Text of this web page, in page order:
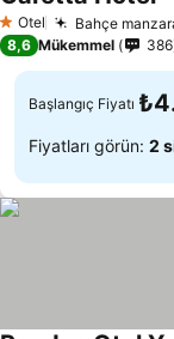
1 Yıldız
Otel Bahçe
8,6 Mükemmel 386
Başlangıç Fiyatı
Fiyatları görün: 2